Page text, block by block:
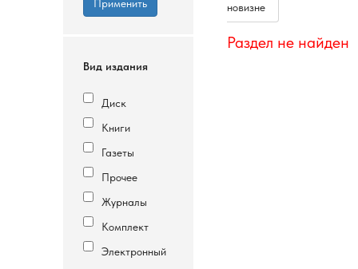
Вид издания
Диск
Книги
Газеты
Прочее
Журналы
Комплект
Электронный
новизне
Раздел не найден